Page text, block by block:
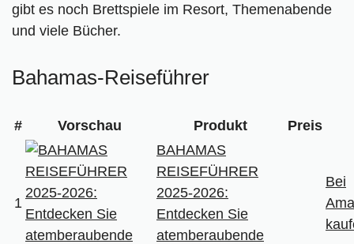
gibt es noch Brettspiele im Resort, Themenabende
und viele Bücher.
Bahamas-Reiseführer
# Vorschau Produkt Preis
1
BAHAMAS
REISEFÜHRER
2025-2026:
Entdecken Sie
atemberaubende
Bei